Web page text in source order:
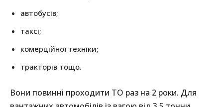
автобусів;
таксі;
комерційної техніки;
тракторів тощо.
Вони повинні проходити ТО раз на 2 роки. Для